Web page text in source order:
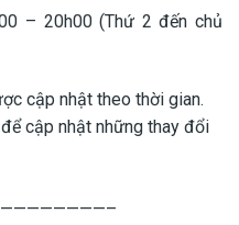
– 20h00 (Thứ 2 đến chủ
cập nhật theo thời gian.
cập nhật những thay đổi